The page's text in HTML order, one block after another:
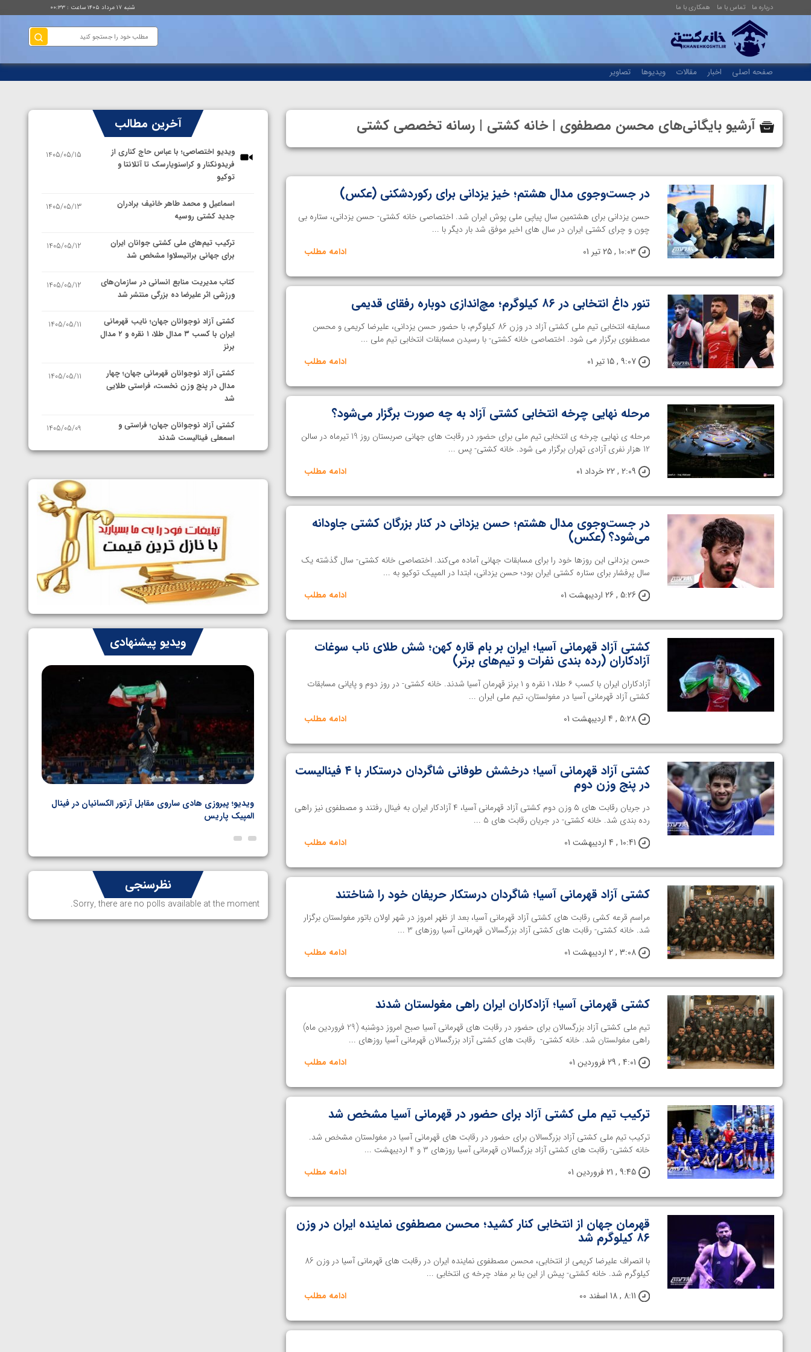
درباره ما تماس با ما همکاری با ما شنبه ۱۷ مرداد ۱۴۰۵ ساعت : ۰۰:۳۳
صفحه اصلی اخبار مقالات ویدیوها تصاویر
آرشیو بایگانی‌های محسن مصطفوی | خانه کشتی | رسانه تخصصی کشتی
در جست‌وجوی مدال هشتم؛ خیز یزدانی برای رکوردشکنی (عکس)
حسن یزدانی برای هشتمین سال پیاپی ملی پوش ایران شد. اختصاصی خانه کشتی- حسن یزدانی، ستاره بی
چون و چرای کشتی ایران در سال های اخیر موفق شد بار دیگر با ...
10:03 , 25 تیر 01
ادامه مطلب
تنور داغ انتخابی در ۸۶ کیلوگرم؛ مچ‌اندازی دوباره رفقای قدیمی
مسابقه انتخابی تیم ملی کشتی آزاد در وزن 86 کیلوگرم، با حضور حسن یزدانی، علیرضا کریمی و محسن
مصطفوی برگزار می شود. اختصاصی خانه کشتی- با رسیدن مسابقات انتخابی تیم ملی ...
9:07 , 15 تیر 01
ادامه مطلب
مرحله نهایی چرخه انتخابی کشتی آزاد به چه صورت برگزار می‌شود؟
مرحله ی نهایی چرخه ی انتخابی تیم ملی برای حضور در رقابت های جهانی صربستان روز 19 تیرماه در سالن
12 هزار نفری آزادی تهران برگزار می شود. خانه کشتی- پس ...
2:09 , 22 خرداد 01
ادامه مطلب
در جست‌وجوی مدال هشتم؛ حسن یزدانی در کنار بزرگان کشتی جاودانه
می‌شود؟ (عکس)
حسن یزدانی این روزها خود را برای مسابقات جهانی آماده می‌کند. اختصاصی خانه کشتی- سال گذشته یک
سال پرفشار برای ستاره کشتی ایران بود؛ حسن یزدانی، ابتدا در المپیک توکیو به ...
5:26 , 26 اردیبهشت 01
ادامه مطلب
کشتی آزاد قهرمانی آسیا؛ ایران بر بام قاره کهن؛ شش‌ طلای ناب سوغات
آزادکاران (رده بندی نفرات و تیم‌های برتر)
آزادکاران ایران با کسب ۶ طلا، ۱ نقره و ۱ برنز قهرمان آسیا شدند. خانه کشتی- در روز دوم و پایانی مسابقات
کشتی آزاد قهرمانی آسیا در مغولستان، تیم ملی ایران ...
5:28 , 4 اردیبهشت 01
ادامه مطلب
کشتی آزاد قهرمانی آسیا؛ درخشش طوفانی شاگردان درستکار با ۴ فینالیست
در پنج وزن دوم
در جریان رقابت های ۵ وزن دوم کشتی آزاد قهرمانی آسیا، ۴ آزادکار ایران به فینال رفتند و مصطفوی نیز راهی
رده بندی شد. خانه کشتی- در جریان رقابت های ۵ ...
10:41 , 4 اردیبهشت 01
ادامه مطلب
کشتی آزاد قهرمانی آسیا؛ شاگردان درستکار حریفان خود را شناختند
مراسم قرعه کشی رقابت های کشتی آزاد قهرمانی آسیا، بعد از ظهر امروز در شهر اولان باتور مغولستان برگزار
شد. خانه کشتی- رقابت های کشتی آزاد بزرگسالان قهرمانی آسیا روزهای 3 ...
3:08 , 2 اردیبهشت 01
ادامه مطلب
کشتی قهرمانی آسیا؛ آزادکاران ایران راهی مغولستان شدند
تیم ملی کشتی آزاد بزرگسالان برای حضور در رقابت های قهرمانی آسیا صبح امروز دوشنبه (29 فروردین ماه)
راهی مغولستان شد. خانه کشتی- رقابت های کشتی آزاد بزرگسالان قهرمانی آسیا روزهای ...
4:01 , 29 فروردین 01
ادامه مطلب
ترکیب تیم ملی کشتی آزاد برای حضور در قهرمانی آسیا مشخص شد
ترکیب تیم ملی کشتی آزاد بزرگسالان برای حضور در رقابت های قهرمانی آسیا در مغولستان مشخص شد.
خانه کشتی- رقابت های کشتی آزاد بزرگسالان قهرمانی آسیا روزهای 3 و 4 اردیبهشت ...
9:45 , 21 فروردین 01
ادامه مطلب
قهرمان جهان از انتخابی کنار کشید؛ محسن مصطفوی نماینده ایران در وزن
۸۶ کیلوگرم شد
با انصراف علیرضا کریمی از انتخابی، محسن مصطفوی نماینده ایران در رقابت های قهرمانی آسیا در وزن 86
کیلوگرم شد. خانه کشتی- پیش از این بنا بر مفاد چرخه ی انتخابی ...
8:11 , 18 اسفند 00
ادامه مطلب
آخرین مطالب
ویدیو اختصاصی؛ با عباس حاج کناری از
فریدونکنار و کراسنویارسک تا آتلانتا و
توکیو
1405/05/15
اسماعیل و محمد طاهر خانیف برادران
جدید کشتی روسیه
1405/05/13
ترکیب تیم‌های ملی کشتی جوانان ایران
برای جهانی براتیسلاوا مشخص شد
1405/05/12
کتاب مدیریت منابع انسانی در سازمان‌های
ورزشی اثر علیرضا ده بزرگی منتشر شد
1405/05/12
کشتی آزاد نوجوانان جهان؛ نایب قهرمانی
ایران با کسب ۳ مدال طلا، ۱ نقره و ۲ مدال
برنز
1405/05/11
کشتی آزاد نوجوانان قهرمانی جهان؛ چهار
مدال در پنج وزن نخست، فراستی طلایی
شد
1405/05/11
کشتی آزاد نوجوانان جهان؛ فراستی و
اسمعلی فینالیست شدند
1405/05/09
نمایندگان ایران مشخص شدند
سوم برای ایران
1405/05/07
ایران چشم به راه چهار مدال در پنج وزن
دوم کشتی فرنگی نوجوانان جهان
1405/05/06
ویدیو پیشنهادی
امین میرزازاده
ویدیو؛ باخت امین کاویانی نژاد مقابل مالخاز آمویان از
ارمنستان
ویدیو؛ صعود حسن یزدانی به فینال المپیک با برتری مقابل
ناظم امینه
ویدیو؛ پیروزی هادی ساروی مقابل آرتور الکسانیان در فینال
المپیک پاریس
نظرسنجی
Sorry, there are no polls available at the moment.